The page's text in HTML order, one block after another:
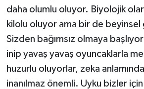
daha olumlu oluyor. Biyolojik
kilolu oluyor ama bir de beyinsel
Sizden bağımsız olmaya
inip yavaş yavaş oyuncaklarla
huzurlu oluyorlar, zeka
inanılmaz önemli. Uyku bizler